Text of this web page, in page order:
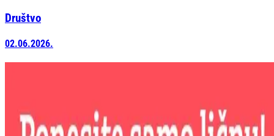
Društvo
02.06.2026.